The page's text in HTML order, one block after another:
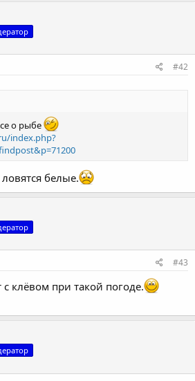
#42
о рыбе
index.php?
белые.
#43
клёвом при такой погоде.